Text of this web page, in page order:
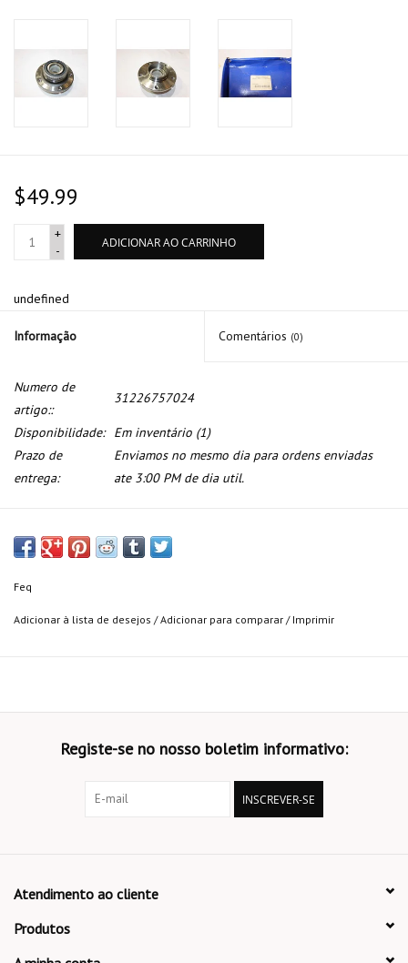
$49.99
+
-
ADICIONAR AO CARRINHO
undefined
Informação Comentários (0)
Numero de
artigo::
31226757024
Disponibilidade: Em inventário (1)
Prazo de
entrega:
Enviamos no mesmo dia para ordens enviadas
ate 3:00 PM de dia util.
Feq
Adicionar à lista de desejos /Adicionar para comparar / Imprimir
Registe-se no nosso boletim informativo:
INSCREVER-SE
Atendimento ao cliente
Produtos